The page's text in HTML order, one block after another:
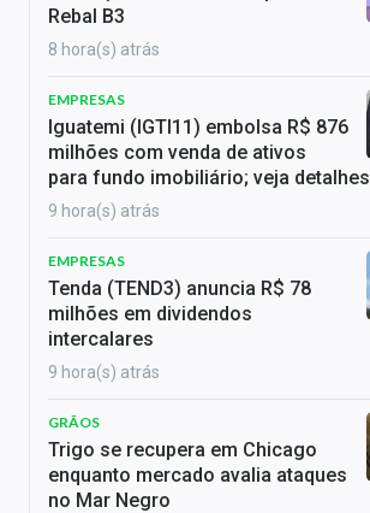
Rebal B3
8 hora(s) atrás
EMPRESAS
Iguatemi (IGTI11) embolsa R$ 876
milhões com venda de ativos
para fundo imobiliário; veja detalhes
9 hora(s) atrás
EMPRESAS
Tenda (TEND3) anuncia R$ 78
milhões em dividendos
intercalares
9 hora(s) atrás
GRÃOS
Trigo se recupera em Chicago
enquanto mercado avalia ataques
no Mar Negro